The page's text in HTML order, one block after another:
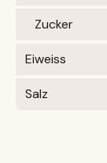
Zucker
Eiweiss
Salz